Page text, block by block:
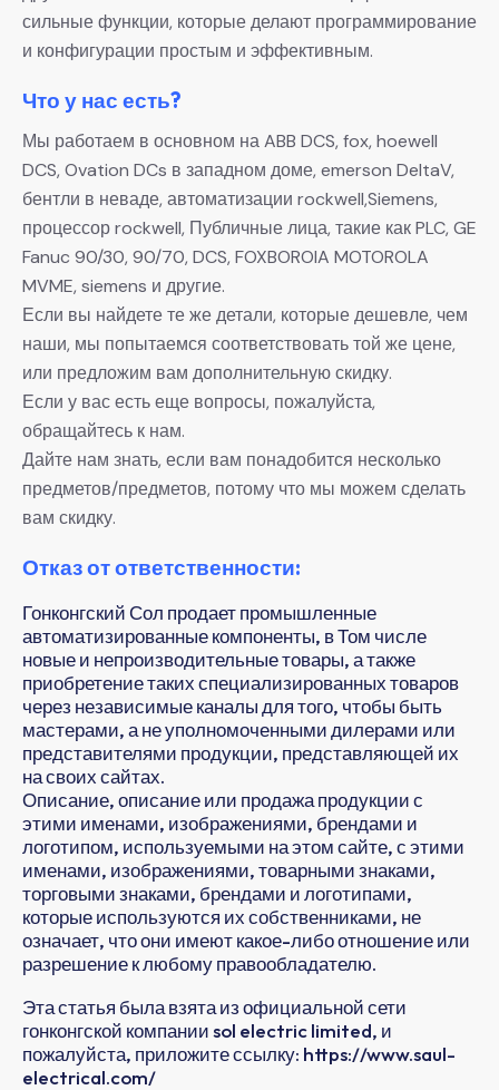
сильные функции, которые делают программирование
и конфигурации простым и эффективным.
Что у нас есть?
Мы работаем в основном на ABB DCS, fox, hoewell
DCS, Ovation DCs в западном доме, emerson DeltaV,
бентли в неваде, автоматизации rockwell,Siemens,
процессор rockwell, Публичные лица, такие как PLC, GE
Fanuc 90/30, 90/70, DCS, FOXBOROIA MOTOROLA
MVME, siemens и другие.
Если вы найдете те же детали, которые дешевле, чем
наши, мы попытаемся соответствовать той же цене,
или предложим вам дополнительную скидку.
Если у вас есть еще вопросы, пожалуйста,
обращайтесь к нам.
Дайте нам знать, если вам понадобится несколько
предметов/предметов, потому что мы можем сделать
вам скидку.
Отказ от ответственности:
Гонконгский Сол продает промышленные
автоматизированные компоненты, в Том числе
новые и непроизводительные товары, а также
приобретение таких специализированных товаров
через независимые каналы для того, чтобы быть
мастерами, а не уполномоченными дилерами или
представителями продукции, представляющей их
на своих сайтах.
Описание, описание или продажа продукции с
этими именами, изображениями, брендами и
логотипом, используемыми на этом сайте, с этими
именами, изображениями, товарными знаками,
торговыми знаками, брендами и логотипами,
которые используются их собственниками, не
означает, что они имеют какое-либо отношение или
разрешение к любому правообладателю.
Эта статья была взята из официальной сети
гонконгской компании sol electric limited, и
пожалуйста, приложите ссылку: https://www.saul-
electrical.com/